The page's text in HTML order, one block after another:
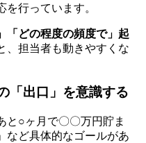
行っています。
「どの程度の頻度で」起
、担当者も動きやすくな
「出口」を意識する
と○ヶ月で〇〇万円貯ま
など具体的なゴールがあ